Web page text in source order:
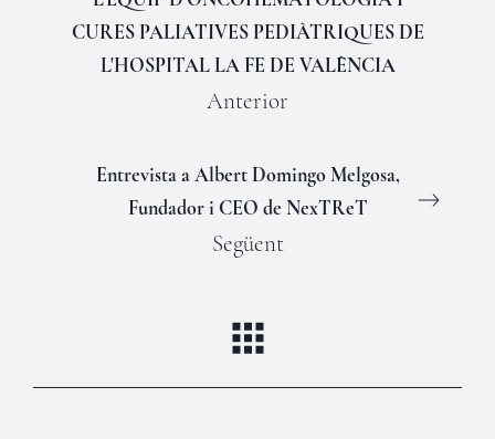
CURES PALIATIVES PEDIÀTRIQUES DE
L'HOSPITAL LA FE DE VALÈNCIA
Anterior
Entrevista a Albert Domingo Melgosa,
Fundador i CEO de NexTReT
Següent